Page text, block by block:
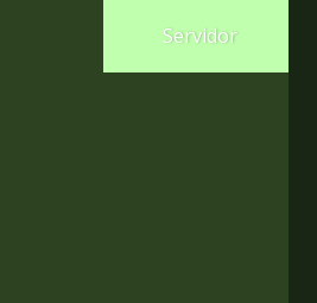
Servidor